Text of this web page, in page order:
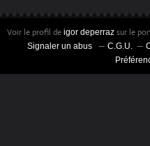
Voir le profil de igor deperraz sur le
Signaler un abus
C.G.U.